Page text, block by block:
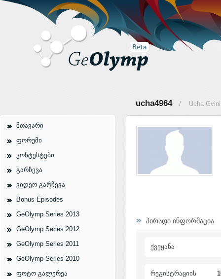
მთავარი
ფორუმი
კონტესტები
გარჩევა
ვიდეო გარჩევა
Bonus Episodes
GeOlymp Series 2013
GeOlymp Series 2012
GeOlymp Series 2011
GeOlymp Series 2010
ფოტო გალერეა
ucha4964 / Ucha
პირადი ინფორმაცია
ქვეყანა
რეგისტრაციის